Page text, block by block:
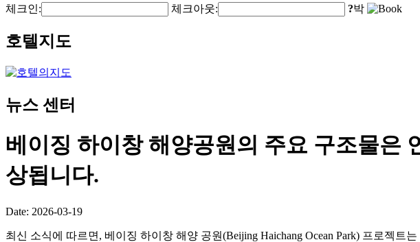
체크인:
체크아웃: ?박
호텔지도
뉴스 센터
베이징 하이창 해양공원의 주요 구조물은
상됩니다.
Date: 2026-03-19
최신 소식에 따르면, 베이징 하이창 해양 공원(Beijing Haichang Ocean Park) 프로젝